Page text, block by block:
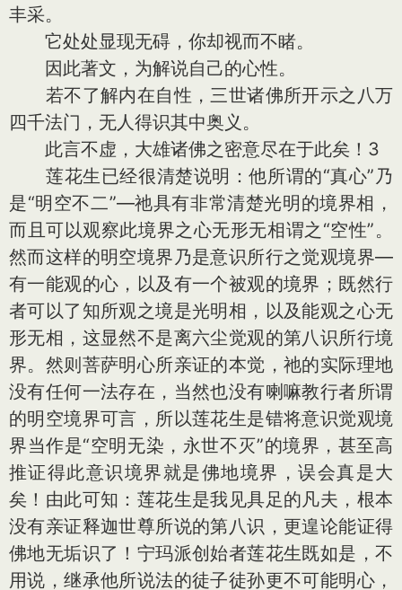
丰采。
它处处显现无碍，你却视而不睹。
因此著文，为解说自己的心性。
若不了解内在自性，三世诸佛所开示之八万
四千法门，无人得识其中奥义。
此言不虚，大雄诸佛之密意尽在于此矣！3
莲花生已经很清楚说明：他所谓的“真心”乃
是“明空不二”—祂具有非常清楚光明的境界相，
而且可以观察此境界之心无形无相谓之“空性”。
然而这样的明空境界乃是意识所行之觉观境界—
有一能观的心，以及有一个被观的境界；既然行
者可以了知所观之境是光明相，以及能观之心无
形无相，这显然不是离六尘觉观的第八识所行境
界。然则菩萨明心所亲证的本觉，祂的实际理地
没有任何一法存在，当然也没有喇嘛教行者所谓
的明空境界可言，所以莲花生是错将意识觉观境
界当作是“空明无染，永世不灭”的境界，甚至高
推证得此意识境界就是佛地境界，误会真是大
矣！由此可知：莲花生是我见具足的凡夫，根本
没有亲证释迦世尊所说的第八识，更遑论能证得
佛地无垢识了！宁玛派创始者莲花生既如是，不
用说，继承他所说法的徒子徒孙更不可能明心，